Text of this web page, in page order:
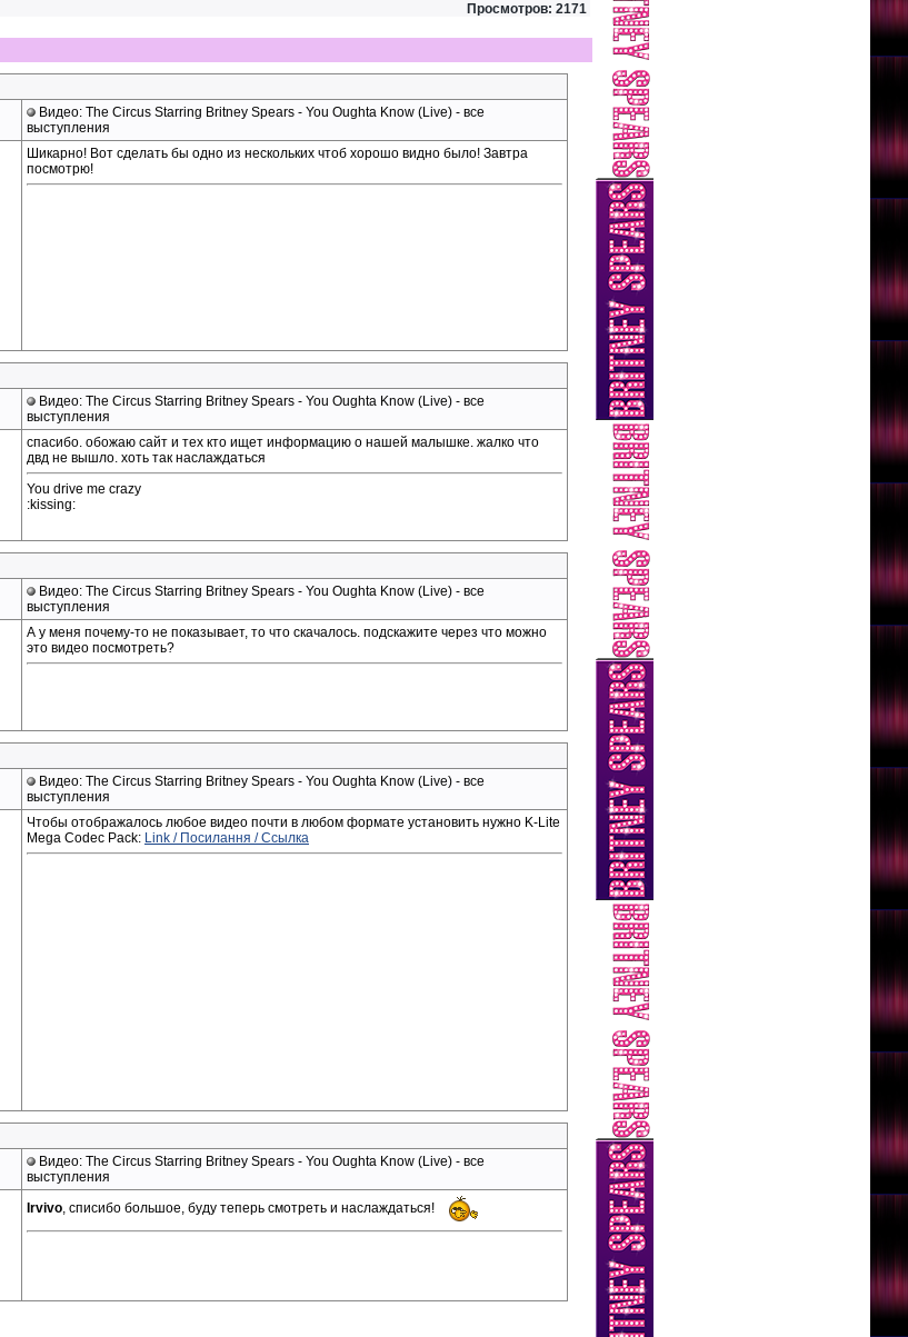
Просмотров: 2171
Видео: The Circus Starring Britney Spears - You Oughta Know (Live) - все
выступления
Шикарно! Вот сделать бы одно из нескольких чтоб хорошо видно было! Завтра
посмотрю!
Видео: The Circus Starring Britney Spears - You Oughta Know (Live) - все
выступления
спасибо. обожаю сайт и тех кто ищет информацию о нашей малышке. жалко что
двд не вышло. хоть так наслаждаться
You drive me crazy
:kissing:
Видео: The Circus Starring Britney Spears - You Oughta Know (Live) - все
выступления
А у меня почему-то не показывает, то что скачалось. подскажите через что можно
это видео посмотреть?
Видео: The Circus Starring Britney Spears - You Oughta Know (Live) - все
выступления
Чтобы отображалось любое видео почти в любом формате установить нужно K-Lite
Mega Codec Pack: Link / Посилання / Ссылка
Видео: The Circus Starring Britney Spears - You Oughta Know (Live) - все
выступления
Irvivo, списибо большое, буду теперь смотреть и наслаждаться!